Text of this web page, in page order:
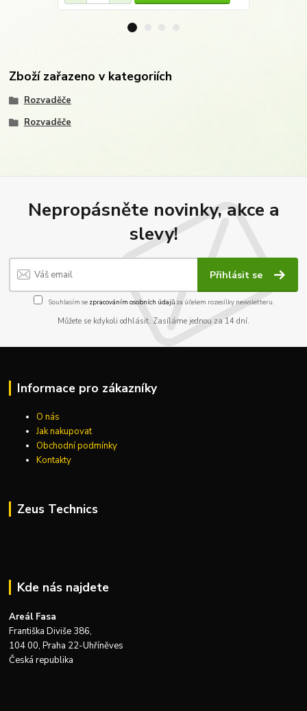
Zboží zařazeno v kategoriích
Rozvaděče
Rozvaděče
Nepropásněte novinky, akce a
slevy!
Přihlásit se
Souhlasím se zpracováním osobních údajůza účelem rozesílky newsletteru.
Můžete se kdykoli odhlásit. Zasíláme jednou za 14 dní.
Informace pro zákazníky
O nás
Jak nakupovat
Obchodní podmínky
Kontakty
Zeus Technics
Kde nás najdete
Areál Fasa
Františka Diviše 386,
104 00, Praha 22-Uhříněves
Česká republika